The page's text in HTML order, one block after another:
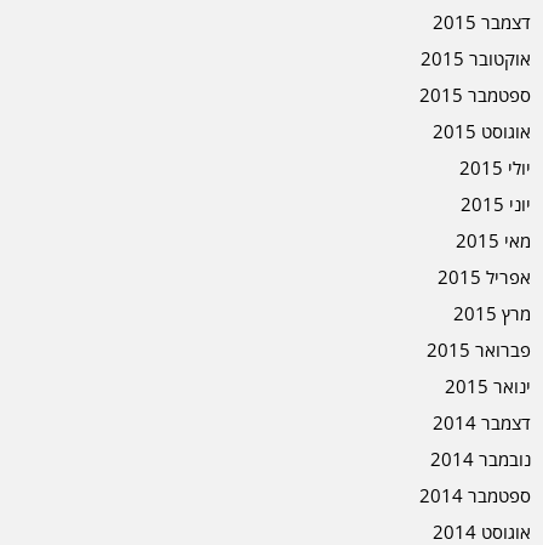
דצמבר 2015
אוקטובר 2015
ספטמבר 2015
אוגוסט 2015
יולי 2015
יוני 2015
מאי 2015
אפריל 2015
מרץ 2015
פברואר 2015
ינואר 2015
דצמבר 2014
נובמבר 2014
ספטמבר 2014
אוגוסט 2014